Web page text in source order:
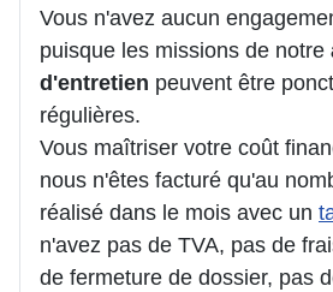
Vous n'avez aucun
puisque les missions de notre
d'entretien peuvent être
régulières.
Vous maîtriser votre coût
nous n'êtes facturé qu'au
réalisé dans le mois avec un
n'avez pas de TVA, pas de
de fermeture de dossier, pas